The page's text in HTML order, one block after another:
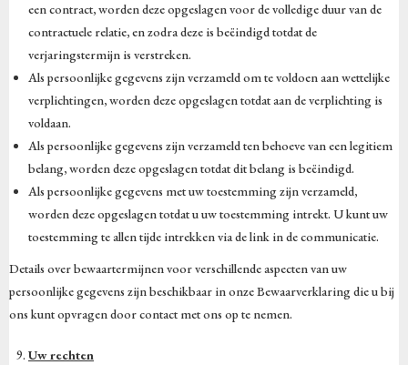
een contract, worden deze opgeslagen voor de volledige duur van de
contractuele relatie, en zodra deze is beëindigd totdat de
verjaringstermijn is verstreken.
Als persoonlijke gegevens zijn verzameld om te voldoen aan wettelijke
verplichtingen, worden deze opgeslagen totdat aan de verplichting is
voldaan.
Als persoonlijke gegevens zijn verzameld ten behoeve van een legitiem
belang, worden deze opgeslagen totdat dit belang is beëindigd.
Als persoonlijke gegevens met uw toestemming zijn verzameld,
worden deze opgeslagen totdat u uw toestemming intrekt. U kunt uw
toestemming te allen tijde intrekken via de link in de communicatie.
Details over bewaartermijnen voor verschillende aspecten van uw
persoonlijke gegevens zijn beschikbaar in onze Bewaarverklaring die u bij
ons kunt opvragen door contact met ons op te nemen.
Uw rechten